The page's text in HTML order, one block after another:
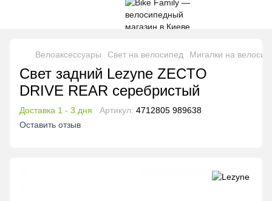
Велоаксессуары Свет на велосипед Мигалки на
Свет задний Lezyne ZECTO
DRIVE REAR серебристый
Доставка 1 - 3 дня Артикул: 4712805 989638
Оставить отзыв